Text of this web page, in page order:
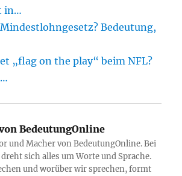
in…
Bedeutung,
„flag on the play“ beim NFL?
BedeutungOnline
und Macher von BedeutungOnline. Bei
sich alles um Worte und Sprache.
und worüber wir sprechen, formt